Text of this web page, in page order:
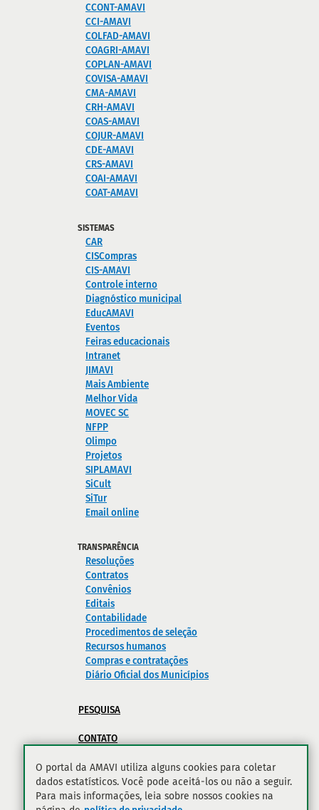
CCONT-AMAVI
CCI-AMAVI
COLFAD-AMAVI
COAGRI-AMAVI
COPLAN-AMAVI
COVISA-AMAVI
CMA-AMAVI
CRH-AMAVI
COAS-AMAVI
COJUR-AMAVI
CDE-AMAVI
CRS-AMAVI
COAI-AMAVI
COAT-AMAVI
SISTEMAS
CAR
CISCompras
CIS-AMAVI
Controle interno
Diagnóstico municipal
EducAMAVI
Eventos
Feiras educacionais
Intranet
JIMAVI
Mais Ambiente
Melhor Vida
MOVEC SC
NFPP
Olimpo
Projetos
SIPLAMAVI
SiCult
SiTur
Email online
TRANSPARÊNCIA
Resoluções
Contratos
Convênios
Editais
Contabilidade
Procedimentos de seleção
Recursos humanos
Compras e contratações
Diário Oficial dos Municípios
PESQUISA
CONTATO
POLÍTICA DE PRIVACIDADE
O portal da AMAVI utiliza alguns cookies para coletar
dados estatísticos. Você pode aceitá-los ou não a seguir.
Para mais informações, leia sobre nossos cookies na